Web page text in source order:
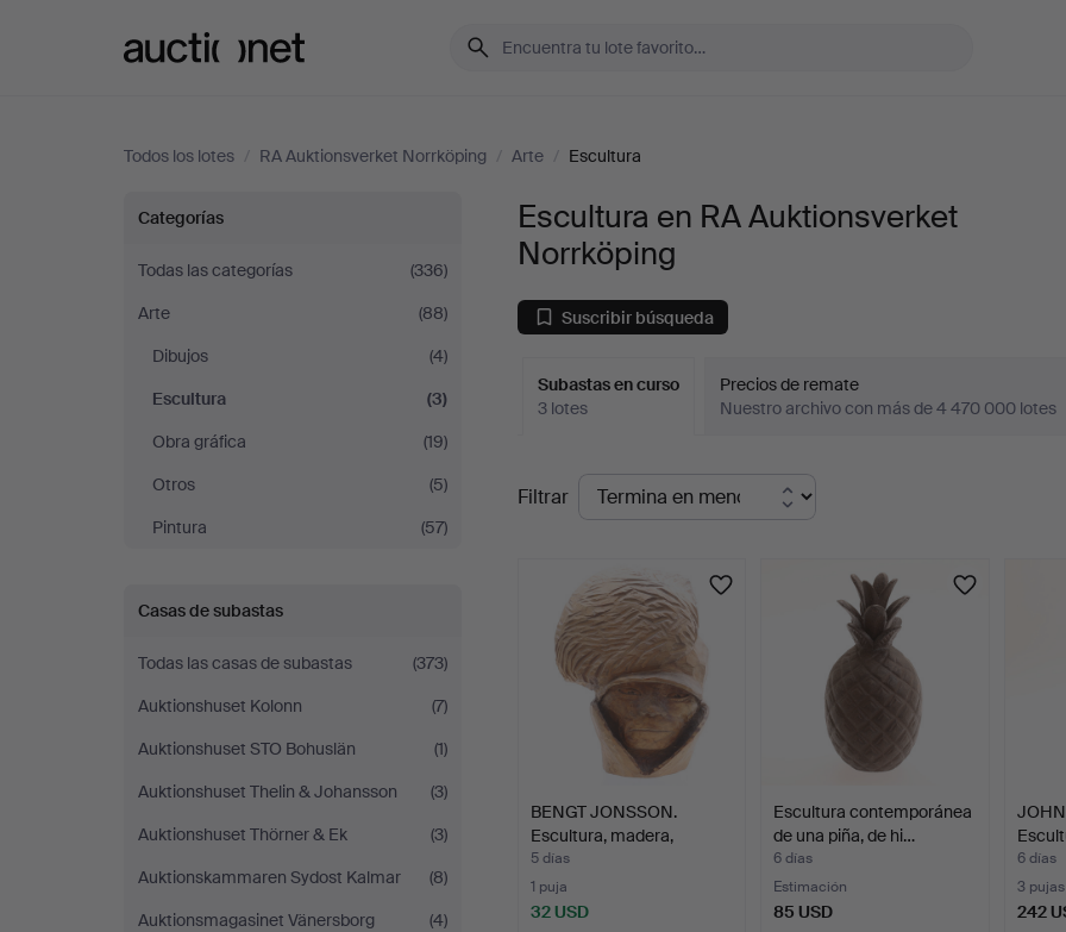
Todos los lotes / RA Auktionsverket Norrköping / Arte / Escultura
Escultura
en
RA
Auktionsverket
Norrköping
Categorías
Todas las categorías
(336)
Arte
(88)
Dibujos
(4)
Escultura
(3)
Obra gráfica
(19)
Otros
(5)
Pintura
(57)
Casas de subastas
Todas las casas de subastas
(373)
Auktionshuset Kolonn
(7)
Auktionshuset STO Bohuslän
(1)
Auktionshuset Thelin & Johansson
(3)
Auktionshuset Thörner & Ek
(3)
Auktionskammaren Sydost Kalmar
(8)
Auktionsmagasinet Vänersborg
(4)
Escultura en RA Auktionsverket
Norrköping
Suscribir búsqueda
Subastas en curso
3 lotes
Precios de remate
Nuestro archivo con más de 4 470 000 lotes
Subastas
en
Filtrar
BENGT JONSSON.
Escultura, madera,
firmada,…
5 días
1 puja
32 USD
Escultura contemporánea
de una piña, de hi…
6 días
Estimación
85 USD
…
6 días
3 pujas
242